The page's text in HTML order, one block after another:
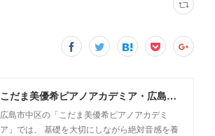
こだま美優希ピアノアカデミア・広島市中区
広島市中区の「こだま美優希ピアノアカデミ
ア」では、 基礎を大切にしながら絶対音感を養